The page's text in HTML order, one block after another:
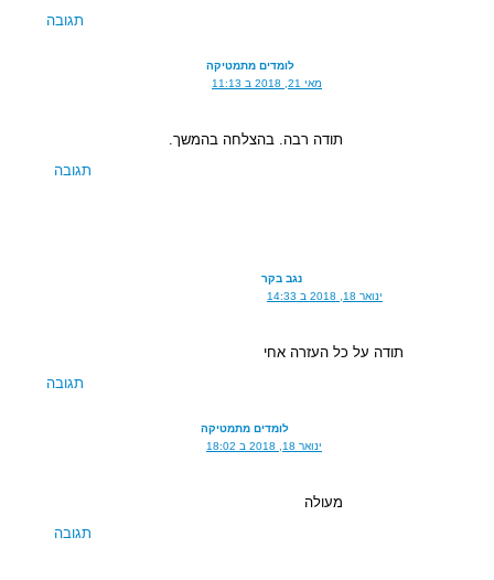
תגובה
לומדים מתמטיקה
מאי 21, 2018 ב 11:13
תודה רבה. בהצלחה בהמשך.
תגובה
נגב בקר
ינואר 18, 2018 ב 14:33
תודה על כל העזרה אחי
תגובה
לומדים מתמטיקה
ינואר 18, 2018 ב 18:02
מעולה
תגובה